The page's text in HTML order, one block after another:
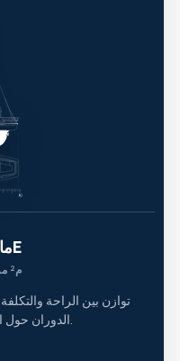
ماريهولم 32E
36 م² من الأشرعة
توازن بين الراحة
الدوران حول العالم بميزانية متواضعة.